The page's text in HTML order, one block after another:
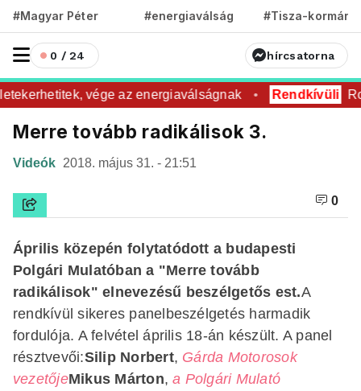
#Magyar Péter #energiaválság #Tisza-kormány
0 / 24 hírcsatorna
vége az energiaválságnak Rendkívüli
Merre tovább radikálisok 3.
Videók 2018. május 31. - 21:51
0
Április közepén folytatódott a budapesti
Polgári Mulatóban a "Merre tovább
radikálisok" elnevezésű beszélgetős est.A
rendkívül sikeres panelbeszélgetés harmadik
fordulója. A felvétel április 18-án készült. A panel
résztvevői:Silip Norbert, Gárda Motorosok
vezetőjeMikus Márton,a Polgári Mulató